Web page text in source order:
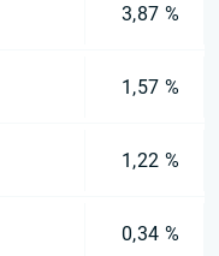
3,87 %
1,57 %
1,22 %
0,34 %